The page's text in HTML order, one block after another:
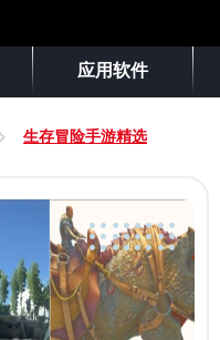
应用软件
生存冒险手游精选